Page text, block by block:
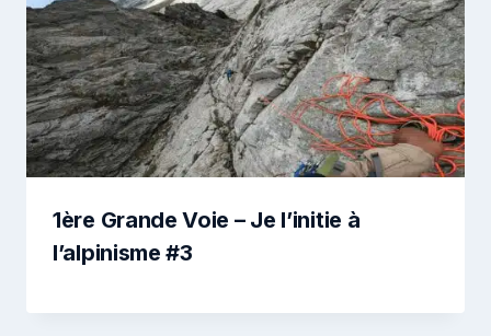
1ère Grande Voie – Je l’initie à
l’alpinisme #3